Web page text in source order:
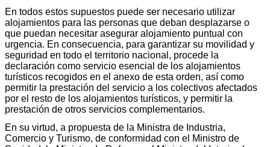
En todos estos supuestos puede ser necesario utilizar
alojamientos para las personas que deban desplazarse o
que puedan necesitar asegurar alojamiento puntual con
urgencia. En consecuencia, para garantizar su movilidad y
seguridad en todo el territorio nacional, procede la
declaración como servicio esencial de los alojamientos
turísticos recogidos en el anexo de esta orden, así como
permitir la prestación del servicio a los colectivos afectados
por el resto de los alojamientos turísticos, y permitir la
prestación de otros servicios complementarios.
En su virtud, a propuesta de la Ministra de Industria,
Comercio y Turismo, de conformidad con el Ministro de